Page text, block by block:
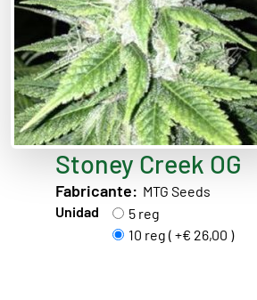
Stoney Creek OG
Fabricante: MTG Seeds
Unidad
5 reg
10 reg ( +€ 26,00 )